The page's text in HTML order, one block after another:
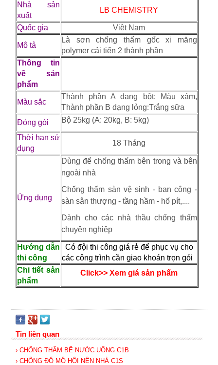
Nhà sản
xuất
LB CHEMISTRY
Quốc gia Việt Nam
Mô tả
Là sơn chống thấm gốc xi măng
polymer cải tiến 2 thành phần
Thông tin
về sản
phẩm
Màu sắc
Thành phần A dạng bột: Màu xám,
Thành phần B dạng lỏng:Trắng sữa
Đóng gói
Bộ 25kg (A: 20kg, B: 5kg)
Thời hạn sử
dụng
18 Tháng
Ứng dụng
Dùng để chống thấm bên trong và bên
ngoài nhà
Chống thấm sàn vệ sinh - ban công -
sàn sân thượng - tầng hầm - hố pít,....
Dành cho các nhà thầu chống thấm
chuyên nghiệp
Hướng dẫn
thi công
Có đội thi công giá rẻ để phục vụ cho
các công trình cần giao khoán trọn gói
Chi tiết sản
phẩm
Click>> Xem giá sản phẩm
Tin liên quan
› CHỐNG THẤM BỂ NƯỚC UỐNG C1B
› CHỐNG ĐỔ MỒ HÔI NỀN NHÀ C1S